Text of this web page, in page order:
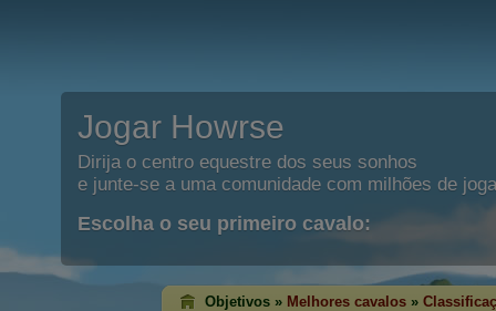
Jogar Howrse
Dirija o centro equestre dos seus sonhos
e junte-se a uma comunidade com milhões de
Escolha o seu primeiro cavalo:
Objetivos » Melhores cavalos »